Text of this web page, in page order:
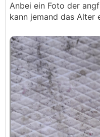
Anbei ein Foto der
kann jemand das Alter